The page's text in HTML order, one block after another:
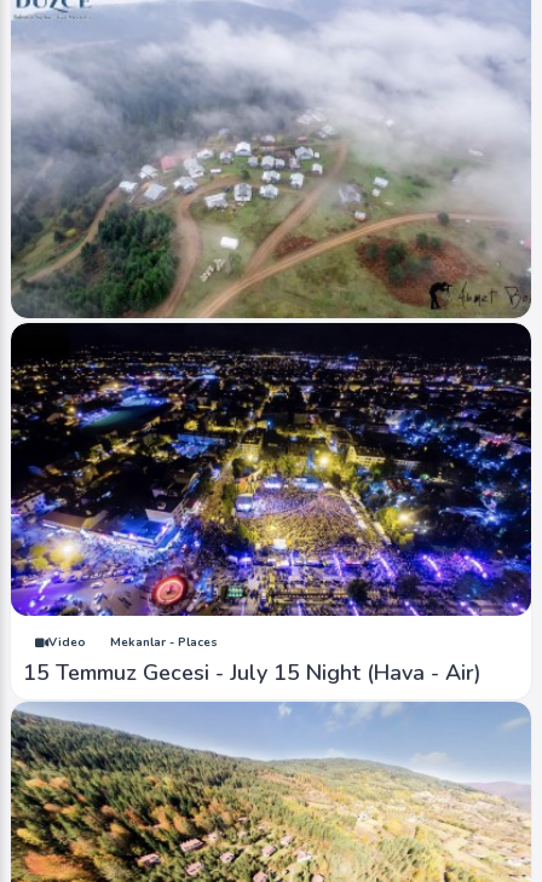
Image Yaylalar - Plateaus
Sakarca Yaylası Bulutlu - Sakarca Plateau
Cloudy
Ahmet Bozdemir 1 3210 1
Video Mekanlar - Places
15 Temmuz Gecesi - July 15 Night (Hava - Air)